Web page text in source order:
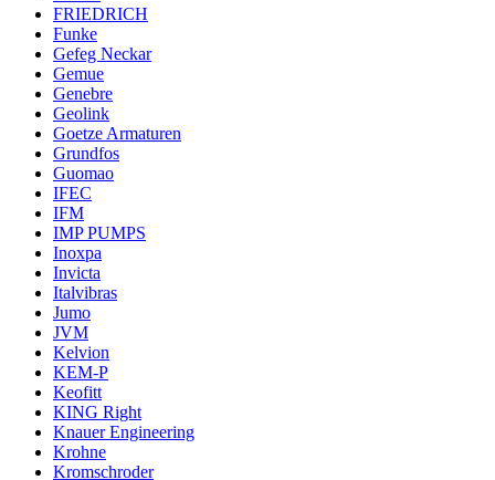
FRIEDRICH
Funke
Gefeg Neckar
Gemue
Genebre
Geolink
Goetze Armaturen
Grundfos
Guomao
IFEC
IFM
IMP PUMPS
Inoxpa
Invicta
Italvibras
Jumo
JVM
Kelvion
KEM-P
Keofitt
KING Right
Knauer Engineering
Krohne
Kromschroder